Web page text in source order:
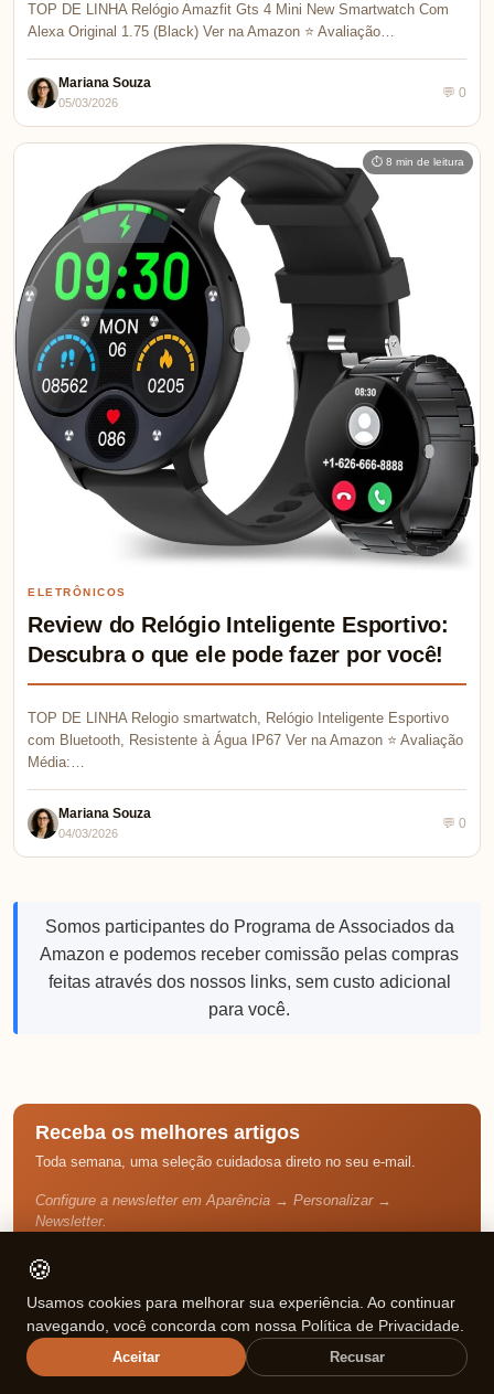
TOP DE LINHA Relógio Amazfit Gts 4 Mini New Smartwatch Com
Alexa Original 1.75 (Black) Ver na Amazon ⭐ Avaliação…
Mariana Souza
05/03/2026
💬 0
⏱ 8 min de leitura
ELETRÔNICOS
Review do Relógio Inteligente Esportivo:
Descubra o que ele pode fazer por você!
TOP DE LINHA Relogio smartwatch, Relógio Inteligente Esportivo
com Bluetooth, Resistente à Água IP67 Ver na Amazon ⭐ Avaliação
Média:…
Mariana Souza
04/03/2026
💬 0
Somos participantes do Programa de Associados da
Amazon e podemos receber comissão pelas compras
feitas através dos nossos links, sem custo adicional
para você.
Receba os melhores artigos
Toda semana, uma seleção cuidadosa direto no seu e-mail.
Configure a newsletter em Aparência → Personalizar →
Newsletter.
✍️Sobre o Autor
🍪
Usamos cookies para melhorar sua experiência. Ao continuar
navegando, você concorda com nossa Política de Privacidade.
Aceitar Recusar